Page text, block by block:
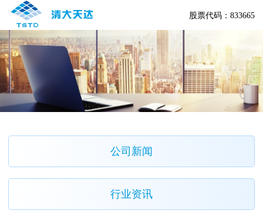
股票代码：833665
公司新闻
行业资讯